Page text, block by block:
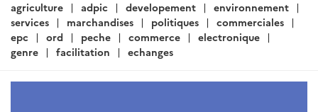
:
agriculture
adpic developement
environnement
services
marchandises politiques
commerciales
epc
ord peche commerce
electronique
genre
facilitation echanges